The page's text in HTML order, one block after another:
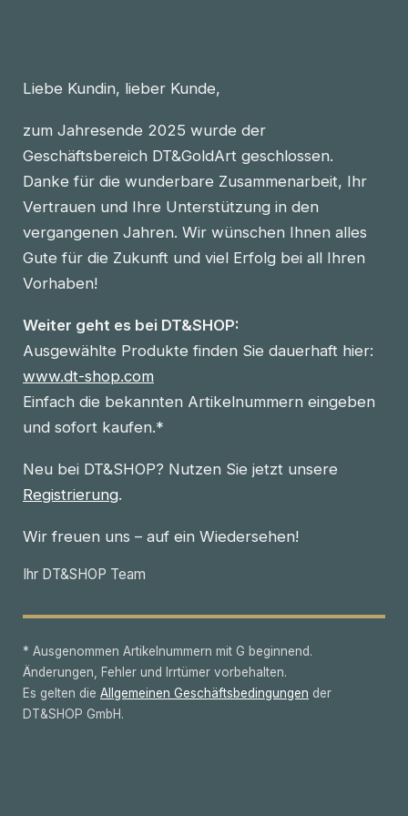
Liebe Kundin, lieber Kunde,
zum Jahresende 2025 wurde der
Geschäftsbereich DT&GoldArt geschlossen.
Danke für die wunderbare Zusammenarbeit, Ihr
Vertrauen und Ihre Unterstützung in den
vergangenen Jahren. Wir wünschen Ihnen alles
Gute für die Zukunft und viel Erfolg bei all Ihren
Vorhaben!
Weiter geht es bei DT&SHOP:
Ausgewählte Produkte finden Sie dauerhaft hier:
www.dt-shop.com
Einfach die bekannten Artikelnummern eingeben
und sofort kaufen.*
Neu bei DT&SHOP? Nutzen Sie jetzt unsere
Registrierung.
Wir freuen uns – auf ein Wiedersehen!
Ihr DT&SHOP Team
* Ausgenommen Artikelnummern mit G beginnend.
Änderungen, Fehler und Irrtümer vorbehalten.
Es gelten die Allgemeinen Geschäftsbedingungen der
DT&SHOP GmbH.